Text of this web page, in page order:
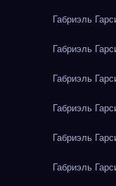
Габриэль
Габриэль
Габриэль
Габриэль
Габриэль
Габриэль